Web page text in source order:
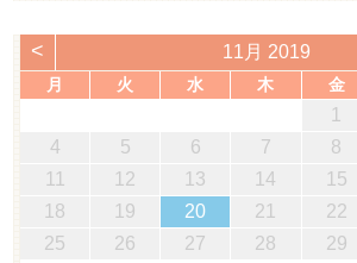
< 11月 2019
月 火 水 木 金
1
4
5 6 7 8
11
12 13 14 15
18
19 20 21 22
25
26 27 28 29